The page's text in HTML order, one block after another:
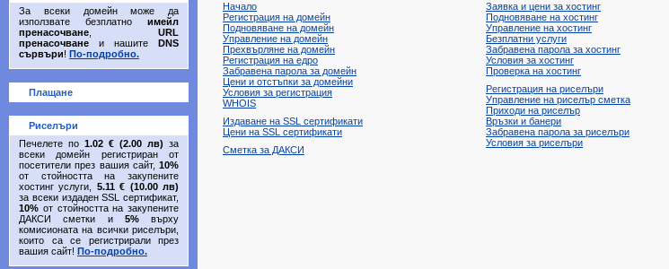
За всеки домейн може да
използвате безплатно имейл
пренасочване
URL
пренасочване и нашите DNS
сървъри! По-подробно.
Плащане
Риселъри
Печелете по 1.02 € (2.00 лв) за
всеки домейн регистриран от
посетители през вашия сайт, 10%
от стойността на закупените
хостинг услуги, 5.11 € (10.00 лв)
за всеки издаден SSL сертификат,
10% от стойността на закупените
ДАКСИ сметки и 5%върху
комисионата на всички риселъри,
които са се регистрирали през
вашия сайт! По-подробно.
Начало
Регистрация на домейн
Подновяване на домейн
Управление на домейн
Прехвърляне на домейн
Регистрация на едро
Забравена парола за домейн
Цени и отстъпки за домейни
Условия за регистрация
WHOIS
Издаване на SSL сертификати
Цени на SSL сертификати
Сметка за ДАКСИ
Заявка и цени за хостинг
Подновяване на хостинг
Управление на хостинг
Безплатни услуги
Забравена парола за хостинг
Условия за хостинг
Проверка на хостинг
Регистрация на риселъри
Управление на риселър сметка
Приходи на риселър
Връзки и банери
Забравена парола за риселъри
Условия за риселъри